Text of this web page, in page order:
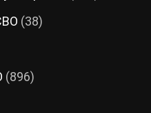
(38)
(896)